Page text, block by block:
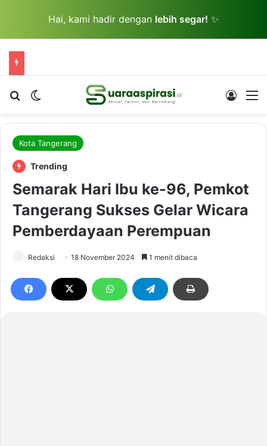
Hai, kami hadir dengan lebih segar! ✨
Cari berita...Switch skin Log In
Kota Tangerang
Trending
Semarak Hari Ibu ke-96, Pemkot
Tangerang Sukses Gelar Wicara
Pemberdayaan Perempuan
Redaksi 18 November 2024 1 menit dibaca